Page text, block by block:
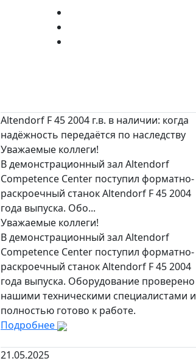
Altendorf F 45 2004 г.в. в наличии: когда
надёжность передаётся по наследству
Уважаемые коллеги!
В демонстрационный зал Altendorf
Competence Center поступил форматно-
раскроечный станок Altendorf F 45 2004
года выпуска. Обо...
Уважаемые коллеги!
В демонстрационный зал Altendorf
Competence Center поступил форматно-
раскроечный станок Altendorf F 45 2004
года выпуска. Оборудование проверено
нашими техническими специалистами и
полностью готово к работе.
Подробнее
21.05.2025